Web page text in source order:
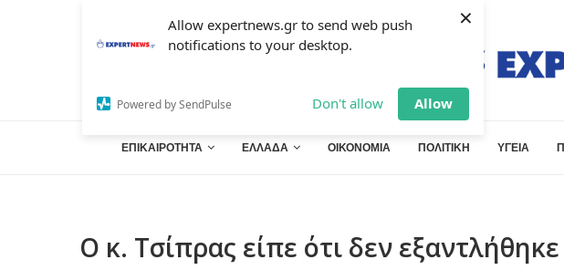
Allow expertnews.gr to send web push
notifications to your desktop.
Powered by SendPulse Don't allow Allow
×
ΕΠΙΚΑΙΡΟΤΗΤΑ ΕΛΛΑΔΑ ΟΙΚΟΝΟΜΙΑ ΠΟΛΙΤΙΚΗ ΥΓΕΙΑ
Ο κ. Τσίπρας είπε ότι δεν